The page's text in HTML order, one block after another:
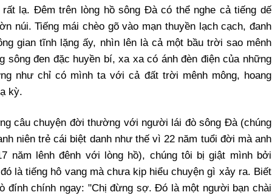
lạ. Đêm trên lòng hồ sông Đà có thể nghe cả tiếng dế
núi. Tiếng mái chèo gõ vào mạn thuyền lạch cạch, đanh
gian tĩnh lặng ấy, nhìn lên là cả một bầu trời sao mênh
sông đen đặc huyền bí, xa xa có ánh đèn điện của những
như chỉ có mình ta với cả đất trời mênh mông, hoang
kỳ.
câu chuyện đời thường với người lái đò sông Đà (chúng
niên trẻ cái biệt danh như thế vì 22 năm tuổi đời mà anh
năm lênh đênh với lòng hồ), chúng tôi bị giật mình bởi
là tiếng hô vang mà chưa kịp hiểu chuyện gì xảy ra. Biết
đính chính ngay: "Chị đừng sợ. Đó là một người bạn chài